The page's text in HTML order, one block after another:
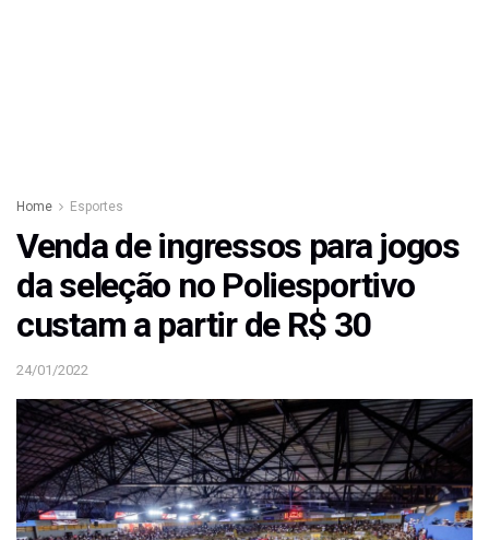
Home Esportes
Venda de ingressos para jogos
da seleção no Poliesportivo
custam a partir de R$ 30
24/01/2022